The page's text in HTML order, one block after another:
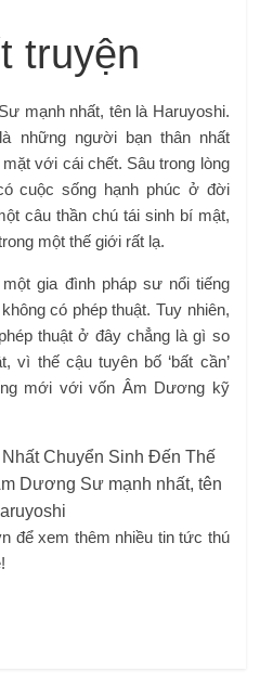
truyện
mạnh nhất, tên là Haruyoshi.
những người bạn thân nhất
mặt với cái chết. Sâu trong lòng
cuộc sống hạnh phúc ở đời
câu thần chú tái sinh bí mật,
một thế giới rất lạ.
gia đình pháp sư nổi tiếng
có phép thuật. Tuy nhiên,
thuật ở đây chẳng là gì so
vì thế cậu tuyên bố ‘bất cần’
mới với vốn Âm Dương kỹ
để xem thêm nhiều tin tức thú